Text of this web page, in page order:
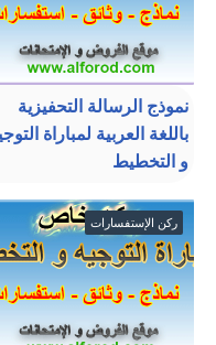
نموذج الرسالة التحفيزية
باللغة العربية لمباراة
و التخطيط
ركن الإستفسارات